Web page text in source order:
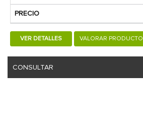
PRECIO
VER DETALLES VALORAR PRODUCTO
CONSULTAR